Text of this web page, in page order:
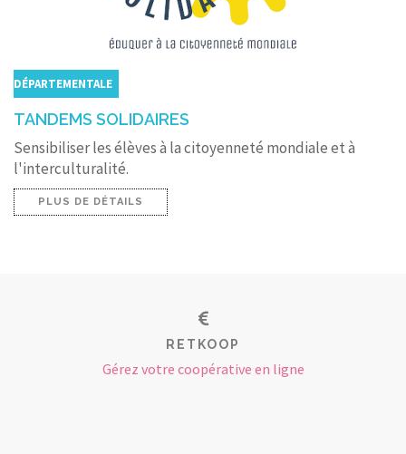
DÉPARTEMENTALE
TANDEMS SOLIDAIRES
Sensibiliser les élèves à la citoyenneté mondiale et à
l'interculturalité.
PLUS DE DÉTAILS
RETKOOP
Gérez votre coopérative en ligne